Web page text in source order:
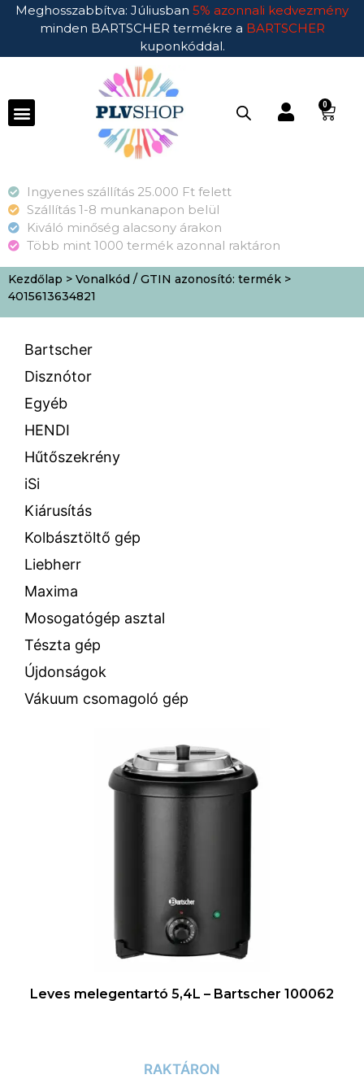
Meghosszabbítva: Júliusban 5% azonnali kedvezmény
minden BARTSCHER termékre a BARTSCHER
kuponkóddal.
0
Ingyenes szállítás 25.000 Ft felett
Szállítás 1-8 munkanapon belül
Kiváló minőség alacsony árakon
Több mint 1000 termék azonnal raktáron
Kezdőlap > Vonalkód / GTIN azonosító: termék >
4015613634821
Bartscher
Disznótor
Egyéb
HENDI
Hűtőszekrény
iSi
Kiárusítás
Kolbásztöltő gép
Liebherr
Maxima
Mosogatógép asztal
Tészta gép
Újdonságok
Vákuum csomagoló gép
Leves melegentartó 5,4L – Bartscher 100062
RAKTÁRON